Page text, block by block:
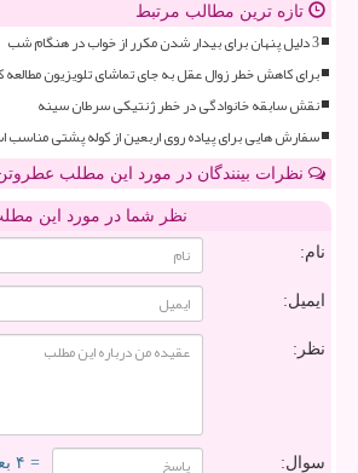
تازه ترین مطالب مرتبط
3 دلیل پنهان برای بیدار شدن مکرر از خواب در هنگام شب
برای کاهش خطر زوال عقل به جای تماشای تلویزیون مطالعه
نقش سابقه خانوادگی در خطر ژنتیکی سرطان سینه
سفارش هایی برای پیاده روی اربعین از کوله پشتی مناسب
نظرات بینندگان در مورد این مطلب
نظر شما در مورد این
نام:
ایمیل:
نظر:
سوال: = ۴ بعلاوه ۳